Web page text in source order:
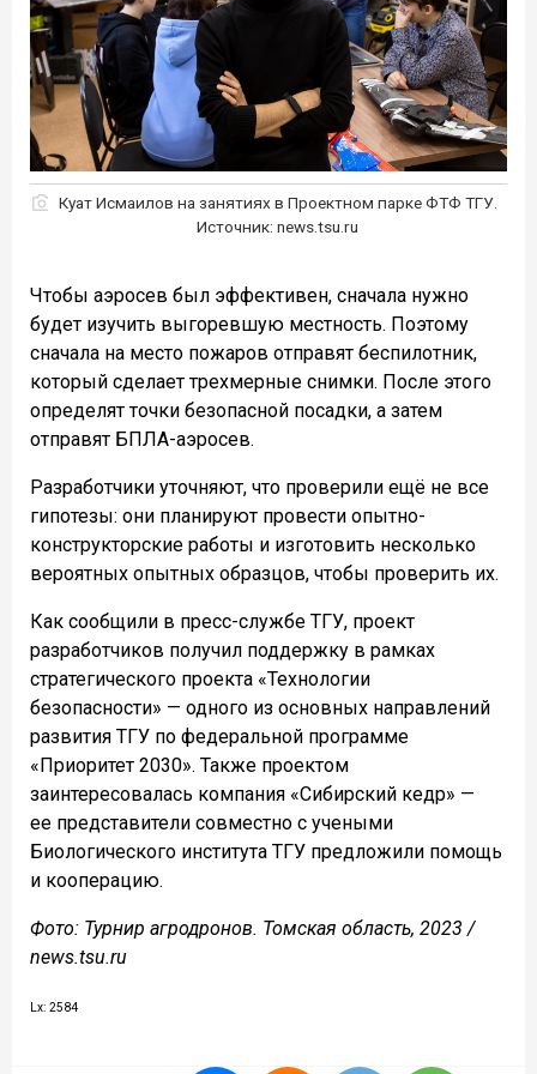
Куат Исмаилов на занятиях в Проектном парке ФТФ ТГУ.
Источник: news.tsu.ru
Чтобы аэросев был эффективен, сначала нужно
будет изучить выгоревшую местность. Поэтому
сначала на место пожаров отправят беспилотник,
который сделает трехмерные снимки. После этого
определят точки безопасной посадки, а затем
отправят БПЛА-аэросев.
Разработчики уточняют, что проверили ещё не все
гипотезы: они планируют провести опытно-
конструкторские работы и изготовить несколько
вероятных опытных образцов, чтобы проверить их.
Как сообщили в пресс-службе ТГУ, проект
разработчиков получил поддержку в рамках
стратегического проекта «Технологии
безопасности» — одного из основных направлений
развития ТГУ по федеральной программе
«Приоритет 2030». Также проектом
заинтересовалась компания «Сибирский кедр» —
ее представители совместно с учеными
Биологического института ТГУ предложили помощь
и кооперацию.
Фото: Турнир агродронов. Томская область, 2023 /
news.tsu.ru
Lx: 2584